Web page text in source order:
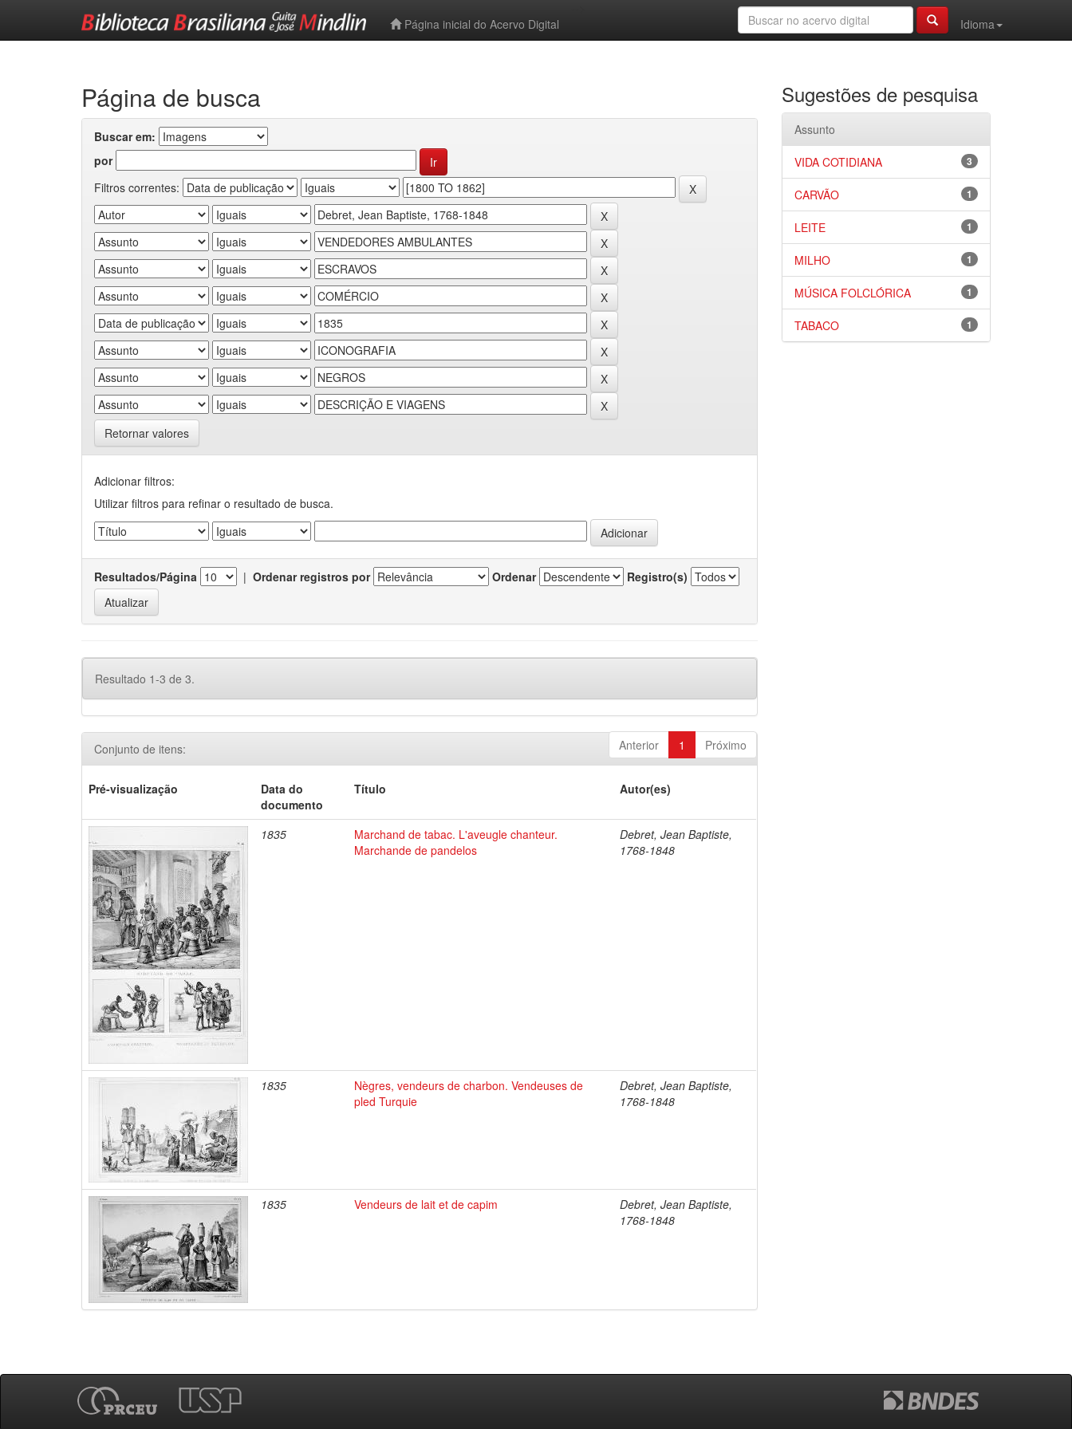
Página inicial do Acervo Digital
Idioma
Página de busca
Buscar em:
por
Filtros correntes:
Retornar valores
Adicionar filtros:
Utilizar filtros para refinar o resultado de busca.
Resultados/Página | Ordenar registros por Ordenar Registro(s)
Resultado 1-3 de 3.
Anterior 1 Próximo
Conjunto de itens:
Pré-visualização
Data do
documento
Título Autor(es)
1835
Marchand de tabac. L'aveugle chanteur.
Marchande de pandelos
Debret, Jean Baptiste,
1768-1848
1835
Nègres, vendeurs de charbon. Vendeuses de
pled Turquie
Debret, Jean Baptiste,
1768-1848
1835 Vendeurs de lait et de capim
Debret, Jean Baptiste,
1768-1848
Sugestões de pesquisa
Assunto
3
VIDA COTIDIANA
1
CARVÃO
1
LEITE
1
MILHO
1
MÚSICA FOLCLÓRICA
1
TABACO